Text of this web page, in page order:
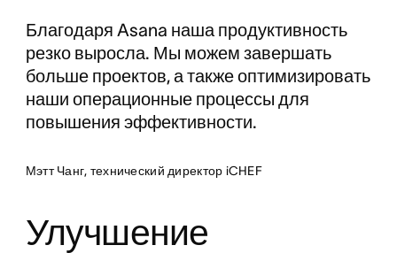
Благодаря Asana наша продуктивность
резко выросла. Мы можем завершать
больше проектов, а также оптимизировать
наши операционные процессы для
повышения эффективности.
Мэтт Чанг, технический директор iCHEF
Улучшение